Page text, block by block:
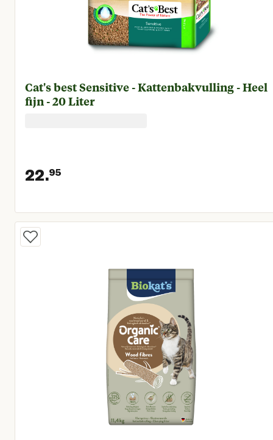
Cat's best Sensitive - Kattenbakvulling - Heel
fijn - 20 Liter
22.95
Huidige prijs € 22,95